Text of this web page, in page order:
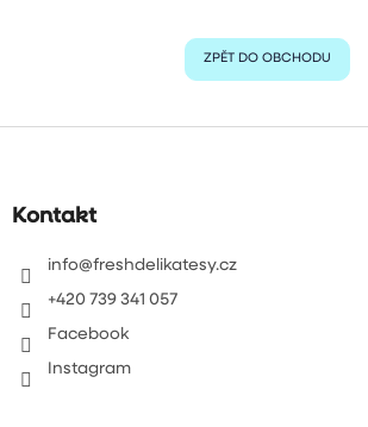
ZPĚT DO OBCHODU
Kontakt
info@freshdelikatesy.cz
+420 739 341 057
Facebook
Instagram